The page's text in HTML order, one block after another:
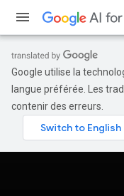
Google utilise la
langue préférée. Les
contenir des erreurs.